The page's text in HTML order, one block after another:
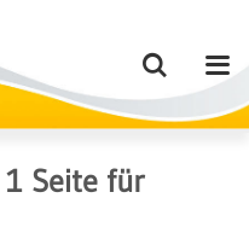
1 Seite für